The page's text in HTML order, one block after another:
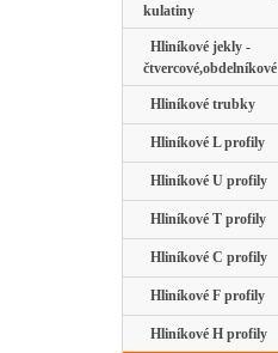
kulatiny
Hliníkové jekly -
čtvercové,obdelníkové
Hliníkové trubky
Hliníkové L profily
Hliníkové U profily
Hliníkové T profily
Hliníkové C profily
Hliníkové F profily
Hliníkové H profily